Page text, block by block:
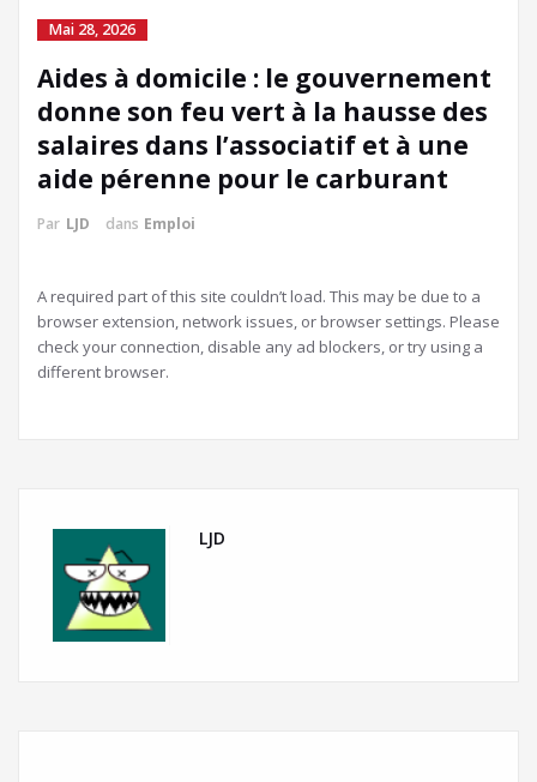
Mai 28, 2026
Aides à domicile : le gouvernement
donne son feu vert à la hausse des
salaires dans l’associatif et à une
aide pérenne pour le carburant
Par LJD dans Emploi
A required part of this site couldn’t load. This may be due to a
browser extension, network issues, or browser settings. Please
check your connection, disable any ad blockers, or try using a
different browser.
LJD